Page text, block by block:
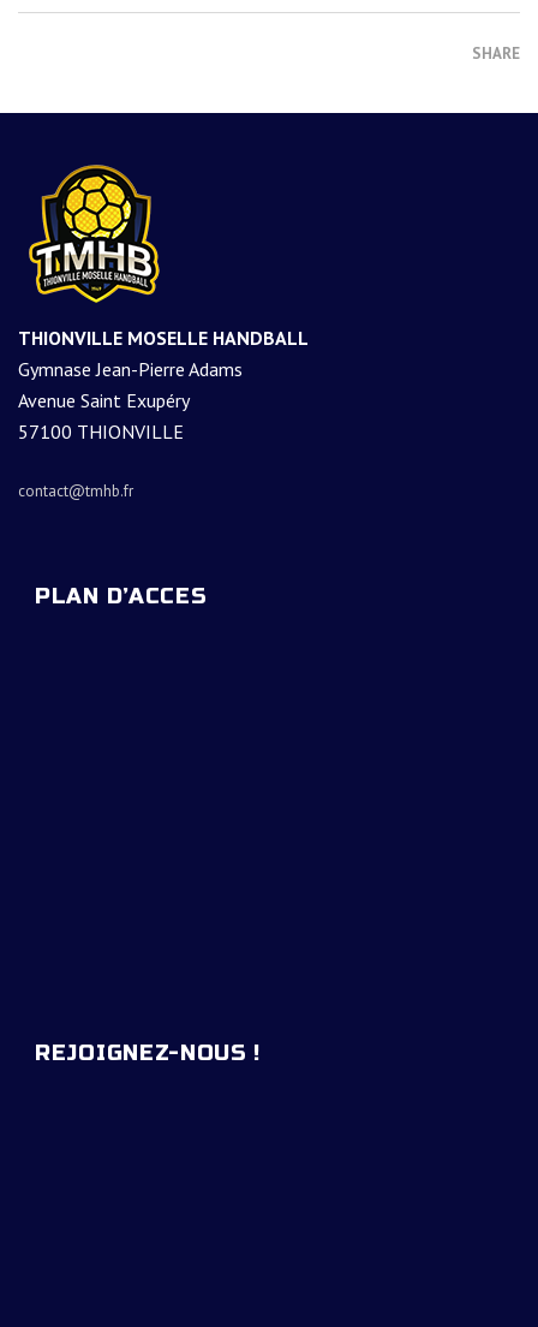
SHARE
THIONVILLE MOSELLE HANDBALL
Gymnase Jean-Pierre Adams
Avenue Saint Exupéry
57100 THIONVILLE
contact@tmhb.fr
PLAN D’ACCES
REJOIGNEZ-NOUS !